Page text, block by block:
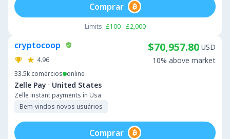
Limits: £100 - £2,000
Comprar
cryptocoop
4.96
33.5k comércios online
Zelle Pay · United States
Zelle instant payments in Usa
Bem-vindos novos usuários
$70,957.80 USD
10% above market
Comprar